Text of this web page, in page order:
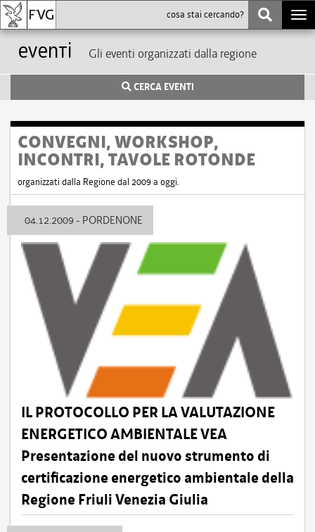
eventi Gli eventi organizzati dalla regione
CERCA EVENTI
CONVEGNI, WORKSHOP,
INCONTRI, TAVOLE ROTONDE
organizzati dalla Regione dal 2009 a oggi.
04.12.2009 - PORDENONE
IL PROTOCOLLO PER LA VALUTAZIONE
ENERGETICO AMBIENTALE VEA
Presentazione del nuovo strumento di
certificazione energetico ambientale della
Regione Friuli Venezia Giulia